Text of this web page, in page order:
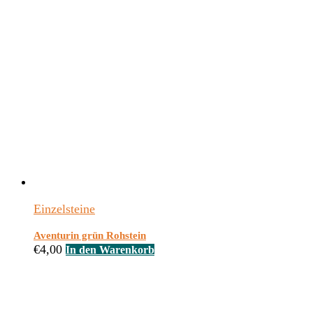
Einzelsteine
Aventurin grün Rohstein
€4,00 In den Warenkorb